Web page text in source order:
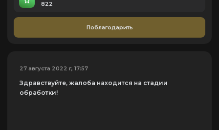
822
Поблагодарить
27 августа 2022 г, 17:57
Здравствуйте, жалоба находится на стадии
обработки!